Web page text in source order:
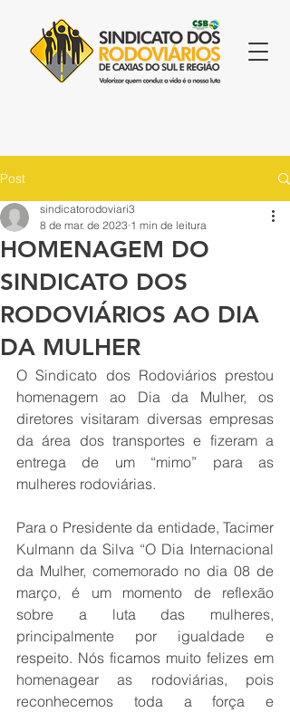
Post
HOMENAGEM DO
SINDICATO DOS
RODOVIÁRIOS AO DIA
DA MULHER
sindicatorodoviari3
8 de mar. de 2023 1 min de leitura
O Sindicato dos Rodoviários prestou
homenagem ao Dia da Mulher, os
diretores visitaram diversas empresas
da área dos transportes e fizeram a
entrega de um “mimo” para as
mulheres rodoviárias.
Para o Presidente da entidade, Tacimer
Kulmann da Silva “O Dia Internacional
da Mulher, comemorado no dia 08 de
março, é um momento de reflexão
sobre a luta das mulheres,
principalmente por igualdade e
respeito. Nós ficamos muito felizes em
homenagear as rodoviárias, pois
reconhecemos toda a força e